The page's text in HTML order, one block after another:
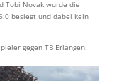
Tobi Novak wurde die
besiegt und dabei kein
gegen TB Erlangen.